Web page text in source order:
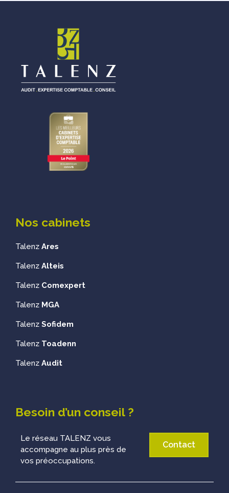
Nos cabinets
Talenz Ares
Talenz Alteis
Talenz Comexpert
Talenz MGA
Talenz Sofidem
Talenz Toadenn
Talenz Audit
Besoin d’un conseil ?
Le réseau TALENZ vous
accompagne au plus près de
vos préoccupations.
Contact